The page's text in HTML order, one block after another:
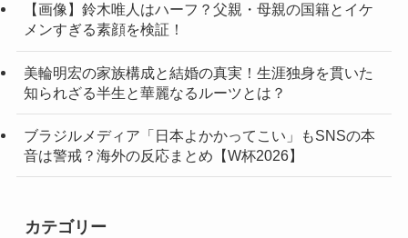
【画像】鈴木唯人はハーフ？父親・母親の国籍とイケ
メンすぎる素顔を検証！
美輪明宏の家族構成と結婚の真実！生涯独身を貫いた
知られざる半生と華麗なるルーツとは？
ブラジルメディア「日本よかかってこい」もSNSの本
音は警戒？海外の反応まとめ【W杯2026】
カテゴリー